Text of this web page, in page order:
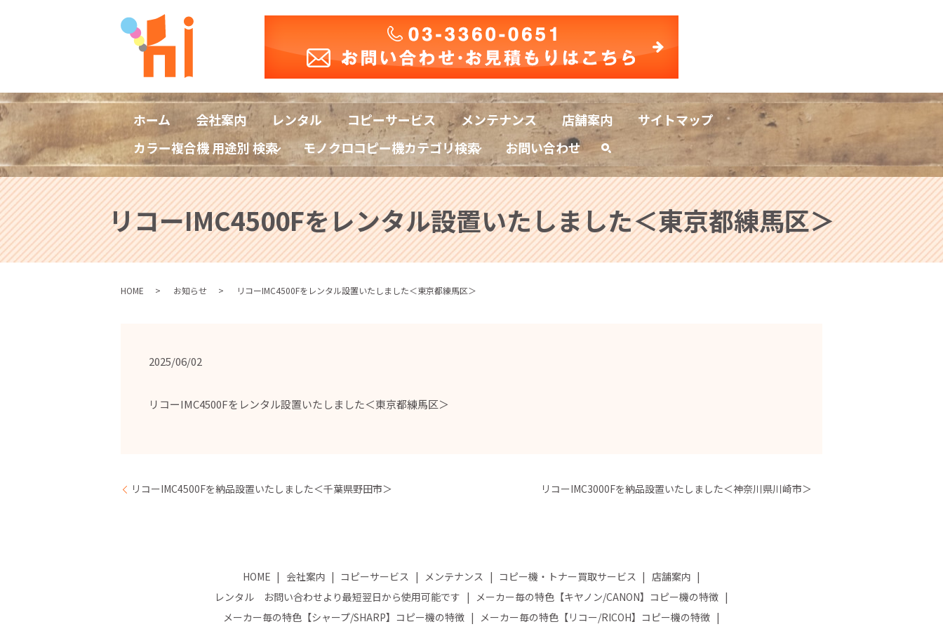
ホーム 会社案内 レンタル コピーサービス メンテナンス 店舗案内
サイトマップ
カラー複合機 用途別 検索
モノクロコピー機カテゴリ検索 お問い合わせ search
リコーIMC4500Fをレンタル設置いたしました＜東京都練馬区＞
HOME お知らせ リコーIMC4500Fをレンタル設置いたしました＜東京都練馬区＞
2025/06/02
リコーIMC4500Fをレンタル設置いたしました＜東京都練馬区＞
リコーIMC4500Fを納品設置いたしました＜千葉県野田市＞ リコーIMC3000Fを納品設置いたしました＜神奈川県川崎市＞
HOME 会社案内 コピーサービス メンテナンス コピー機・トナー買取サービス
店舗案内
レンタル お問い合わせより最短翌日から使用可能です
メーカー毎の特色【キヤノン/CANON】コピー機の特徴
メーカー毎の特色【シャープ/SHARP】コピー機の特徴
メーカー毎の特色【リコー/RICOH】コピー機の特徴